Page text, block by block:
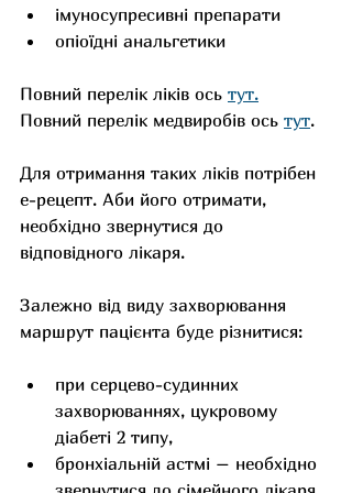
імуносупресивні препарати
опіоїдні анальгетики
Повний перелік ліків ось тут.
Повний перелік медвиробів ось тут.
Для отримання таких ліків потрібен
е-рецепт. Аби його отримати,
необхідно звернутися до
відповідного лікаря.
Залежно від виду захворювання
маршрут пацієнта буде різнитися:
при серцево-судинних
захворюваннях, цукровому
діабеті 2 типу,
бронхіальній астмі – необхідно